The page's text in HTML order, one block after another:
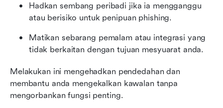
Hadkan sembang peribadi jika ia mengganggu
atau berisiko untuk penipuan phishing.
Matikan sebarang pemalam atau integrasi yang
tidak berkaitan dengan tujuan mesyuarat anda.
Melakukan ini mengehadkan pendedahan dan
membantu anda mengekalkan kawalan tanpa
mengorbankan fungsi penting.